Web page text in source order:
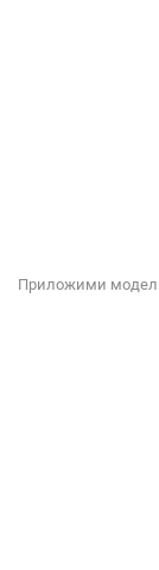
Приложими